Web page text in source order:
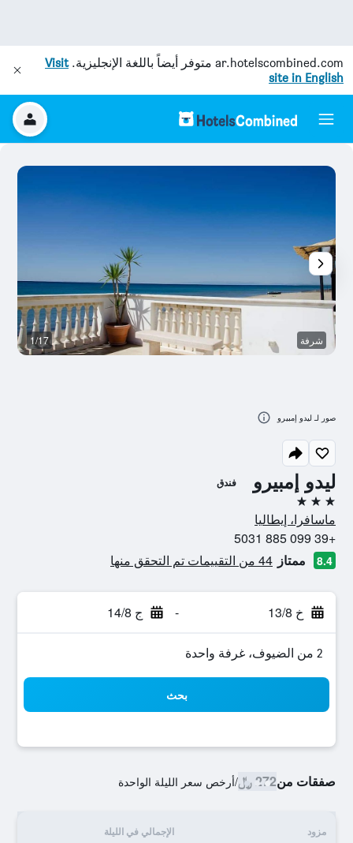
ar.hotelscombined.com متوفر أيضاً باللغة الإنجليزية.Visit
site in English
ليدو إمبيرو فندق
3 نجوم
ماسافرا، إيطاليا
+39 099 885 5031
8.4 ممتاز 44 من التقييمات تم التحقق منها
خ 13/8 - ج 14/8
2 من الضيوف، غرفة واحدة
بحث
صفقات من272 ﷼ /أرخص سعر الليلة الواحدة
مزود الإجمالي في الليلة
شرفة 1/17
صور لـ ليدو إمبيرو